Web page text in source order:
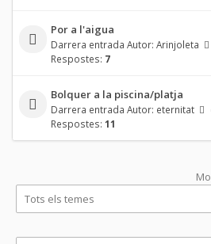
Por a l'aigua
Darrera entrada Autor: Arinjoleta
Respostes: 7
Bolquer a la piscina/platja
Darrera entrada Autor: eternitat
Respostes: 11